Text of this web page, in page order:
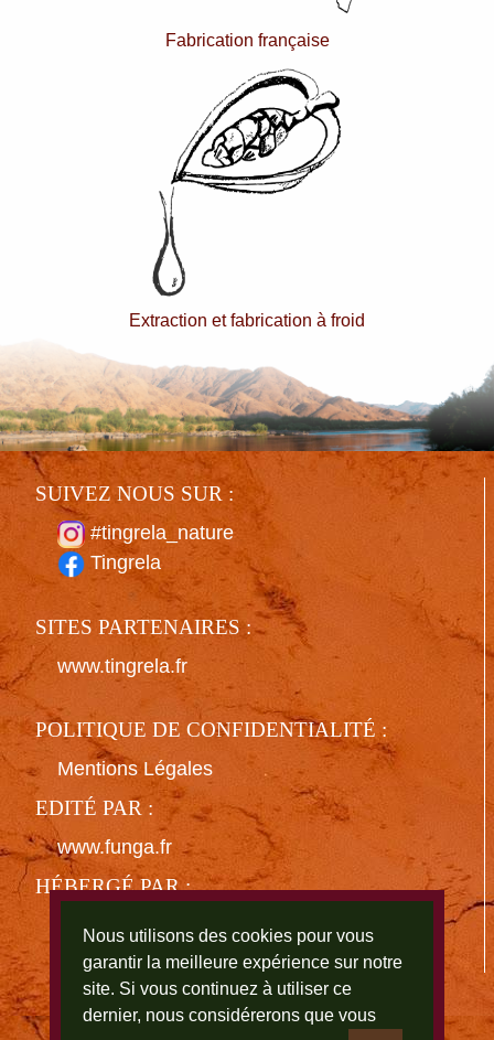
Fabrication française
Extraction et fabrication à froid
SUIVEZ NOUS SUR :
#tingrela_nature
Tingrela
SITES PARTENAIRES :
www.tingrela.fr
POLITIQUE DE CONFIDENTIALITÉ :
Mentions Légales
EDITÉ PAR :
www.funga.fr
HÉBERGÉ PAR :
www.ovh.com
Tingrela
Nous utilisons des cookies pour vous
garantir la meilleure expérience sur notre
site. Si vous continuez à utiliser ce
dernier, nous considérerons que vous